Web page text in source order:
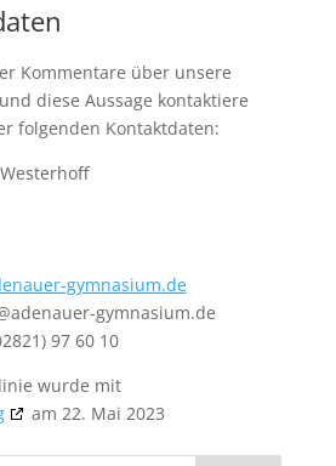
Kommentare über unsere
diese Aussage kontaktiere
folgenden Kontaktdaten:
gymnasium.de
adenauer-gymnasium.de
97 60 10
wurde mit
am 22. Mai 2023